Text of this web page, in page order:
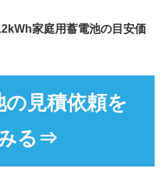
家庭用蓄電池の目安価
見積依頼を
る⇒